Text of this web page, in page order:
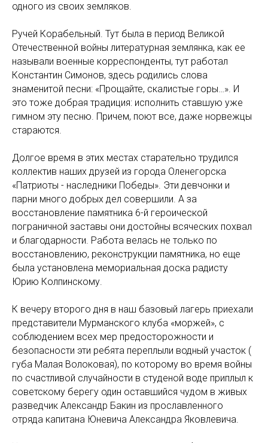
одного из своих земляков.
Ручей Корабельный. Тут была в период Великой
Отечественной войны литературная землянка, как ее
называли военные корреспонденты, тут работал
Константин Симонов, здесь родились слова
знаменитой песни: «Прощайте, скалистые горы…». И
это тоже добрая традиция: исполнить ставшую уже
гимном эту песню. Причем, поют все, даже норвежцы
стараются.
Долгое время в этих местах старательно трудился
коллектив наших друзей из города Оленегорска
«Патриоты - наследники Победы». Эти девчонки и
парни много добрых дел совершили. А за
восстановление памятника 6-й героической
пограничной заставы они достойны всяческих похвал
и благодарности. Работа велась не только по
восстановлению, реконструкции памятника, но еще
была установлена мемориальная доска радисту
Юрию Колпинскому.
К вечеру второго дня в наш базовый лагерь приехали
представители Мурманского клуба «моржей», с
соблюдением всех мер предосторожности и
безопасности эти ребята переплыли водный участок (
губа Малая Волоковая), по которому во время войны
по счастливой случайности в студеной воде приплыл к
советскому берегу один оставшийся чудом в живых
разведчик Александр Бакин из прославленного
отряда капитана Юневича Александра Яковлевича.